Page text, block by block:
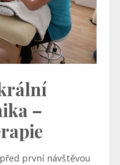
–
první návštěvou